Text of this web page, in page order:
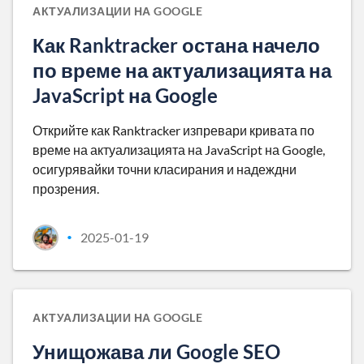
АКТУАЛИЗАЦИИ НА GOOGLE
Как Ranktracker остана начело
по време на актуализацията на
JavaScript на Google
Открийте как Ranktracker изпревари кривата по
време на актуализацията на JavaScript на Google,
осигурявайки точни класирания и надеждни
прозрения.
• 2025-01-19
АКТУАЛИЗАЦИИ НА GOOGLE
Унищожава ли Google SEO